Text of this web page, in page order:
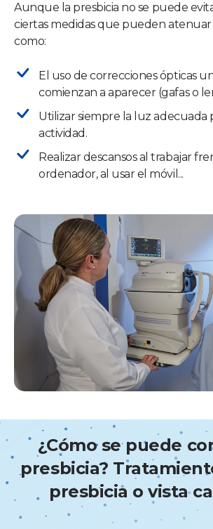
Aunque la presbicia no se puede
ciertas medidas que pueden atenuar
como:
El uso de correcciones ópticas
comienzan a aparecer (gafas o
Utilizar siempre la luz adecuada
actividad.
Realizar descansos al trabajar
ordenador, al usar el móvil...
¿Cómo se puede
presbicia?
presbicia o vista